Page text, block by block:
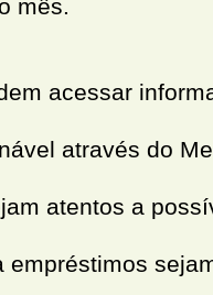
mês.
acessar
através do
atentos a
empréstimos